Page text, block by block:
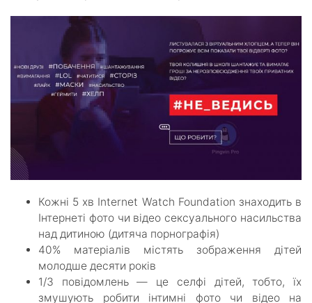
Кожні 5 хв Internet Watch Foundation знаходить в
Інтернеті фото чи відео сексуального насильства
над дитиною (дитяча порнографія)
40% матеріалів містять зображення дітей
молодше десяти років
1/3 повідомлень — це селфі дітей, тобто, їх
змушують робити інтимні фото чи відео на